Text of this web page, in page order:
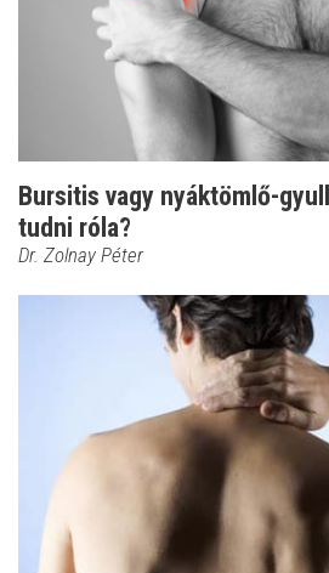
Bursitis vagy nyáktömlő-
tudni róla?
Dr. Zolnay Péter